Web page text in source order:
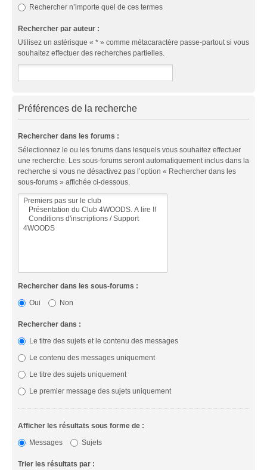
Rechercher n’importe quel de ces termes
Rechercher par auteur :
Utilisez un astérisque « * » comme métacaractère passe-partout si vous
souhaitez effectuer des recherches partielles.
Préférences de la recherche
Rechercher dans les forums :
Sélectionnez le ou les forums dans lesquels vous souhaitez effectuer
une recherche. Les sous-forums seront automatiquement inclus dans la
recherche si vous ne désactivez pas l’option « Rechercher dans les
sous-forums » affichée ci-dessous.
Rechercher dans les sous-forums :
Oui
Non
Rechercher dans :
Le titre des sujets et le contenu des messages
Le contenu des messages uniquement
Le titre des sujets uniquement
Le premier message des sujets uniquement
Afficher les résultats sous forme de :
Messages
Sujets
Trier les résultats par :